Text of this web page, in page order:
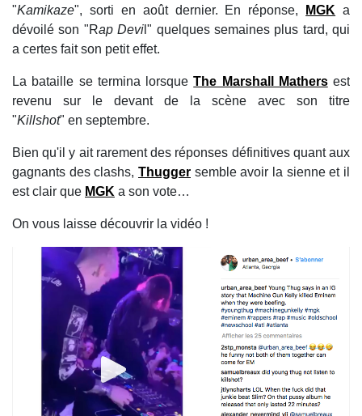
"Kamikaze", sorti en août dernier. En réponse, MGK a
dévoilé son "Rap Devi l" quelques semaines plus tard, qui
a certes fait son petit effet.
La bataille se termina lorsqueThe Marshall Mathersest
revenu sur le devant de la scène avec son titre
"Killshot" en septembre.
Bien qu'il y ait rarement des réponses définitives quant aux
gagnants des clashs, Thugger semble avoir la sienne et il
est clair que MGK a son vote…
On vous laisse découvrir la vidéo !